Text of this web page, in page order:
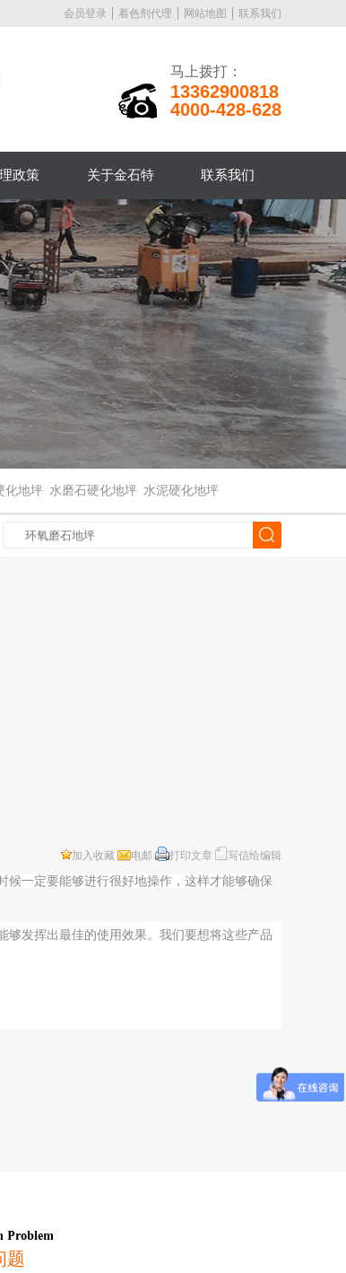
会员登录 着色剂代理 网站地图 联系我们
马上拨打：
13362900818
4000-428-628
政策 关于金石特 联系我们
化地坪 水磨石硬化地坪 水泥硬化地坪
加入收藏 电邮 打印文章 写信给编辑
一定要能够进行很好地操作，这样才能够确保
发挥出最佳的使用效果。我们要想将这些产品
Problem
题